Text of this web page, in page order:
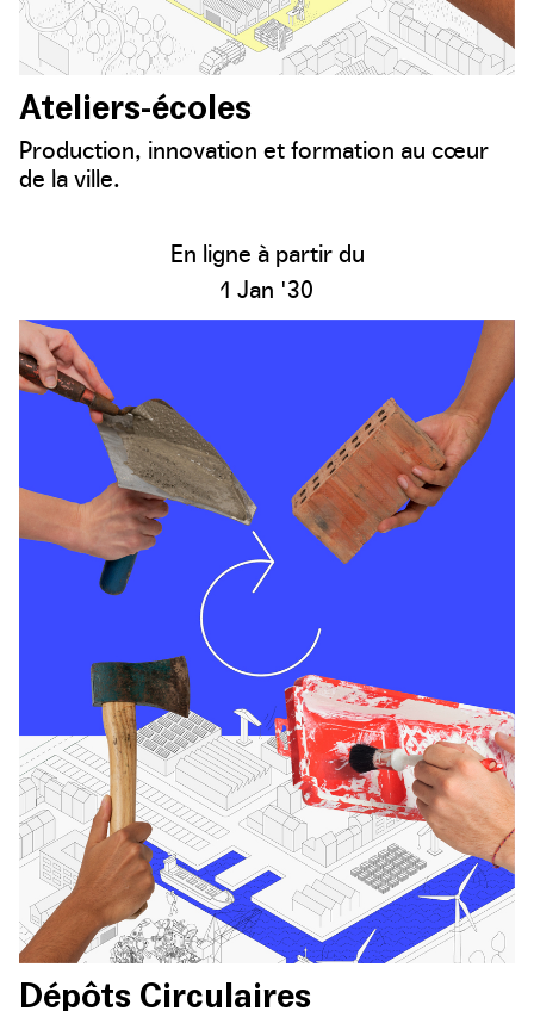
Ateliers-écoles
Production, innovation et formation au cœur
de la ville.
En ligne à partir du
1 Jan '30
Dépôts Circulaires